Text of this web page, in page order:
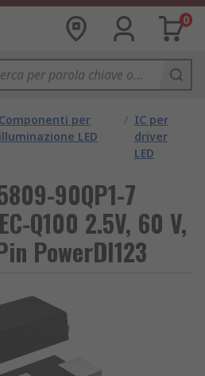
0
Componenti per
illuminazione LED
/ IC per
driver
LED
90QP1-7
Q100 2.5V, 60 V,
PowerDI123